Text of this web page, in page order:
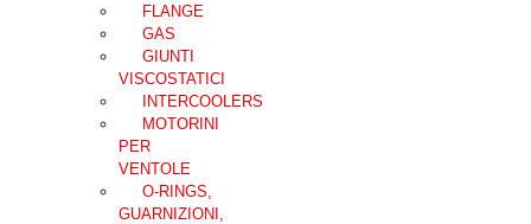
FLANGE
GAS
GIUNTI
VISCOSTATICI
INTERCOOLERS
MOTORINI
PER
VENTOLE
O-RINGS,
GUARNIZIONI,